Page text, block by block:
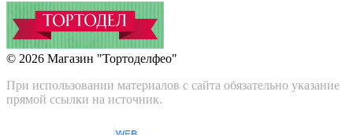
© 2026 Магазин "Тортоделфео"
При использовании материалов с сайта обязательно указание
прямой ссылки на источник.